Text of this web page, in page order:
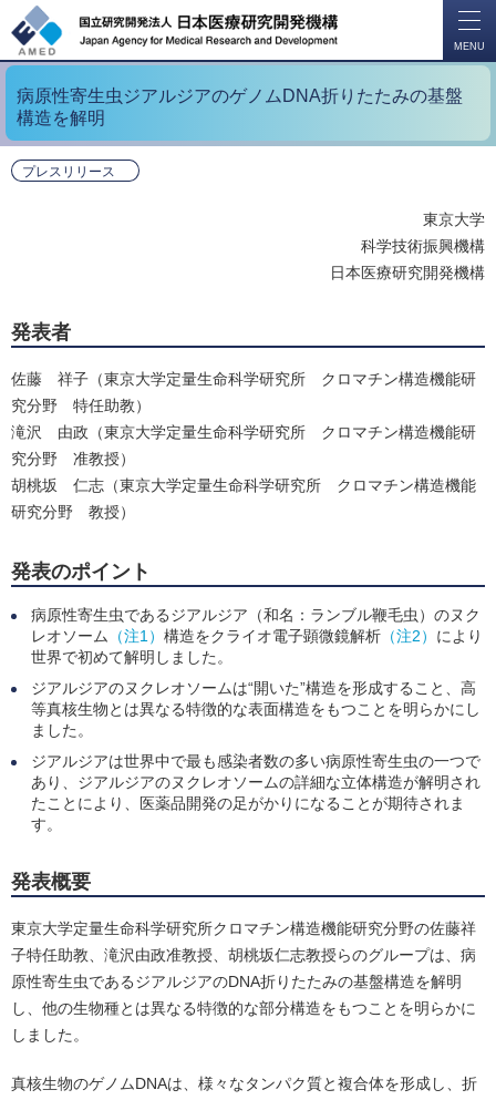
MENU
病原性寄生虫ジアルジアのゲノムDNA折りたたみの基盤
構造を解明
プレスリリース
東京大学
科学技術振興機構
日本医療研究開発機構
発表者
佐藤 祥子（東京大学定量生命科学研究所 クロマチン構造機能研
究分野 特任助教）
滝沢 由政（東京大学定量生命科学研究所 クロマチン構造機能研
究分野 准教授）
胡桃坂 仁志（東京大学定量生命科学研究所 クロマチン構造機能
研究分野 教授）
発表のポイント
病原性寄生虫であるジアルジア（和名：ランブル鞭毛虫）のヌク
レオソーム
（注1） 構造をクライオ電子顕微鏡解析 （注2） により
世界で初めて解明しました。
ジアルジアのヌクレオソームは“開いた”構造を形成すること、高
等真核生物とは異なる特徴的な表面構造をもつことを明らかにし
ました。
ジアルジアは世界中で最も感染者数の多い病原性寄生虫の一つで
あり、ジアルジアのヌクレオソームの詳細な立体構造が解明され
たことにより、医薬品開発の足がかりになることが期待されま
す。
発表概要
東京大学定量生命科学研究所クロマチン構造機能研究分野の佐藤祥
子特任助教、滝沢由政准教授、胡桃坂仁志教授らのグループは、病
原性寄生虫であるジアルジアのDNA折りたたみの基盤構造を解明
し、他の生物種とは異なる特徴的な部分構造をもつことを明らかに
しました。
真核生物のゲノムDNAは、様々なタンパク質と複合体を形成し、折